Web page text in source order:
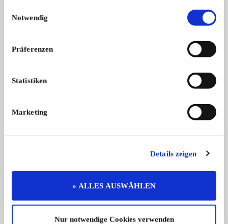
Notwendig
Präferenzen
Statistiken
Marketing
Details zeigen
» ALLES AUSWÄHLEN
Nur notwendige Cookies verwenden
ALLE ANZEIGEN
1
Jaguar E-Type
Das könnte Sie auch interessieren
ALLE ANZEIGEN